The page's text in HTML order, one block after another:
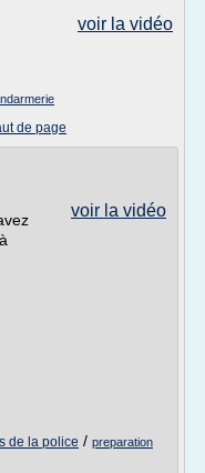
voir la vidéo
de page
voir la vidéo
de la police / preparation